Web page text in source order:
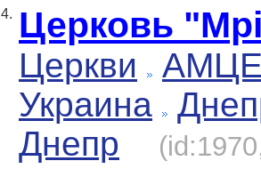
4. Церковь
Церкви
Украина
Днепр